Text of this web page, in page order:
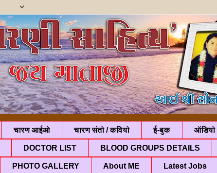
चारण आईओ चारण संतो / कवियो ई-बुक ऑडियो
DOCTOR LIST BLOOD GROUPS DETAILS
PHOTO GALLERY About ME Latest Jobs